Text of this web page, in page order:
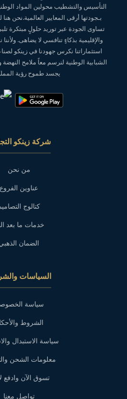
التأسيس والتشطيب محولين المواد
بـجودتها أرقى المعايير العالمية.نحن
تساوى الجودة عبر توريد حلولٍ مبتكرة
والإقليمية بذكاءٍ تنافسي لا يضاهى.
استثماراتنا نكرس جهودنا في زينكو
الشبابية الوطنية لنرسم معاً ملامح
يجسد طموح رؤية المملكة
شركة زينكو
من نحن
عناوين الفروع
كتالوج
خدمات ما بعد
الضمان
السياسات
سياسة
الشروط
سياسة الاستبدال
معلومات الشحن
تسوق الآن وادفع
تواصل معنا